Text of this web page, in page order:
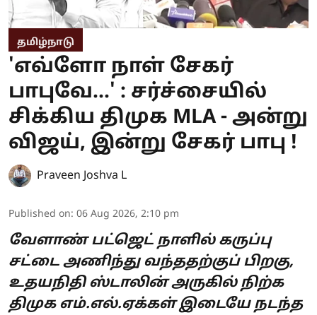
தமிழ்நாடு
'எவ்ளோ நாள் சேகர்
பாபுவே...' : சர்ச்சையில்
சிக்கிய திமுக MLA - அன்று
விஜய், இன்று சேகர் பாபு !
Praveen Joshva L
Published on: 06 Aug 2026, 2:10 pm
வேளாண் பட்ஜெட் நாளில் கருப்பு
சட்டை அணிந்து வந்ததற்குப் பிறகு,
உதயநிதி ஸ்டாலின் அருகில் நிற்க
திமுக எம்.எல்.ஏக்கள் இடையே நடந்த